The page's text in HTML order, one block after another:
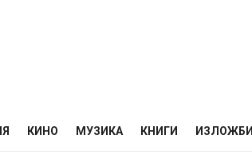
КИНО МУЗИКА КНИГИ ИЗЛОЖБИ